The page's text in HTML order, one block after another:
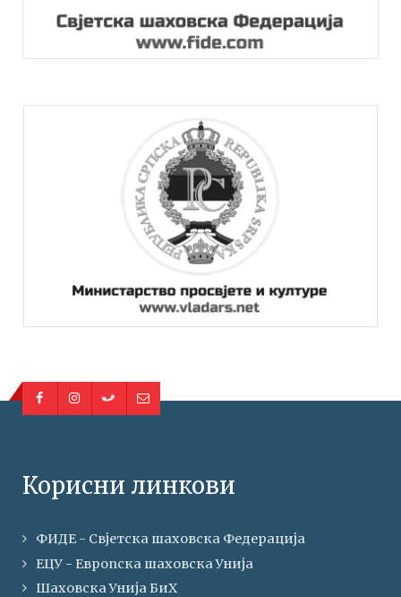
Корисни линкови
ФИДЕ - Свјетска шаховска Федерација
ЕЦУ - Европска шаховска Унија
Шаховска Унија БиХ